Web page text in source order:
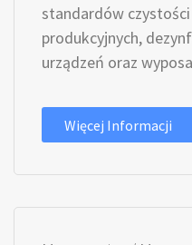
standardów
produkcyjnych,
urządzeń oraz
Więcej Informacji